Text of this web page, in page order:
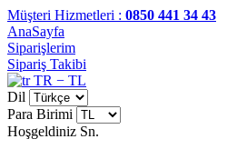
Müşteri Hizmetleri : 0850 441 34 43
AnaSayfa
Siparişlerim
Sipariş Takibi
TR − TL
Dil
Para Birimi
Hoşgeldiniz Sn.